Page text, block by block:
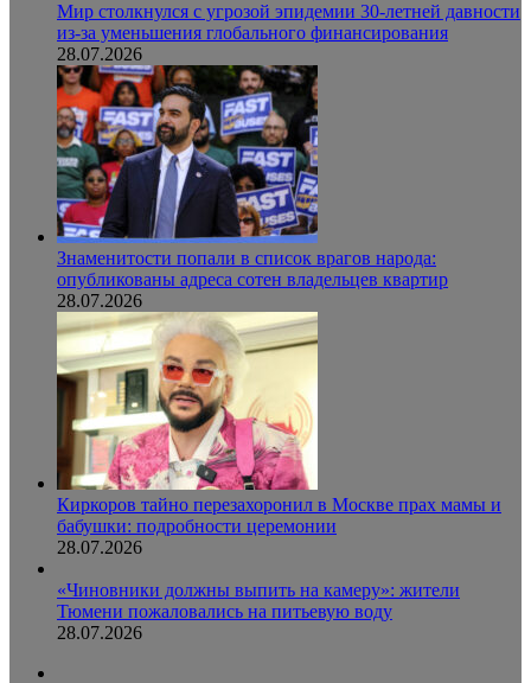
Мир столкнулся с угрозой эпидемии 30-летней давности
из-за уменьшения глобального финансирования
28.07.2026
Знаменитости попали в список врагов народа:
опубликованы адреса сотен владельцев квартир
28.07.2026
Киркоров тайно перезахоронил в Москве прах мамы и
бабушки: подробности церемонии
28.07.2026
«Чиновники должны выпить на камеру»: жители
Тюмени пожаловались на питьевую воду
28.07.2026